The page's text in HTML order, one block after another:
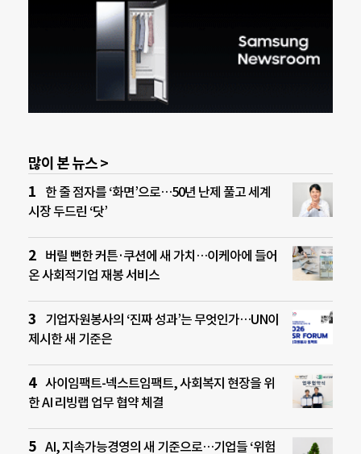
많이 본 뉴스 >
한 줄 점자를 ‘화면’으로…50년 난제 풀고 세계
시장 두드린 ‘닷’
버릴 뻔한 커튼·쿠션에 새 가치…이케아에 들어
온 사회적기업 재봉 서비스
기업자원봉사의 ‘진짜 성과’는 무엇인가…UN이
제시한 새 기준은
사이임팩트-넥스트임팩트, 사회복지 현장을 위
한 AI 리빙랩 업무 협약 체결
AI, 지속가능경영의 새 기준으로…기업들 ‘위험